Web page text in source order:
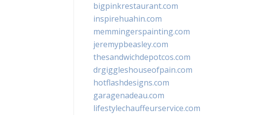
bigpinkrestaurant.com
inspirehuahin.com
memmingerspainting.com
jeremypbeasley.com
thesandwichdepotcos.com
drgiggleshouseofpain.com
hotflashdesigns.com
garagenadeau.com
lifestylechauffeurservice.com